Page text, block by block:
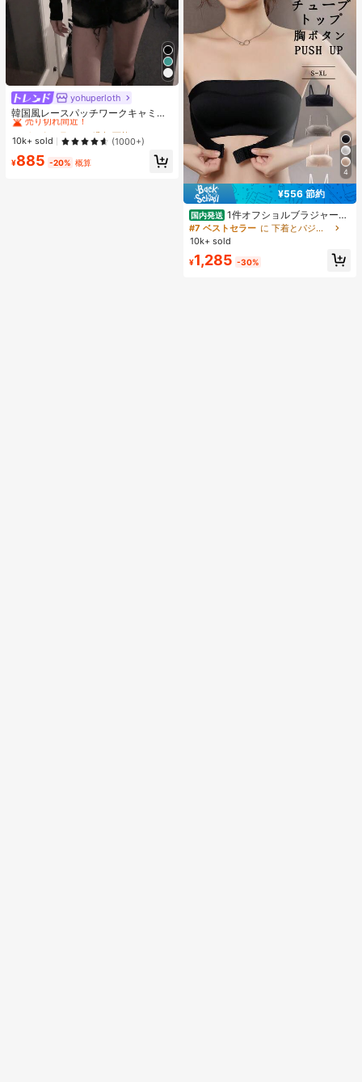
yohuperloth
韓国風レースパッチワークキャミソ
ールタンクトップ、Y2Kエステティ
ック、ストリートウェアカジュアル
サマー
#1 ベストセラー
売り切れ間近！
#1 ベストセラー
売り切れ間近！
#1 ベストセラー
売り切れ間近！
#1 ベストセラー
売り切れ間近！
10k+ sold (1000+)
¥885 -20% 概算
4
¥556 節約
国内発送 1件オフショルブラジャー、
小胸用アップチューブトップ、 オフ
ショルインナー 、脇高 谷間メイク下
ャー
#7 ベストセラー
に 下着とパジャマ
10k+ sold
¥1,285 -30%